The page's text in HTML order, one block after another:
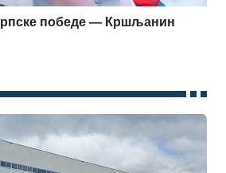
победе — Кршљанин